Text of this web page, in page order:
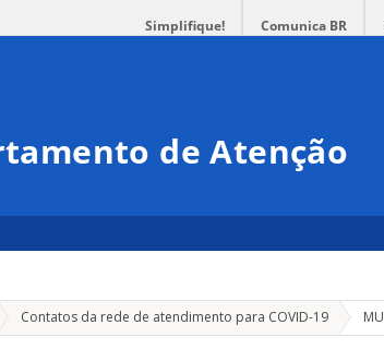
Simplifique! Comunica BR
de Atenção
Contatos da rede de atendimento para COVID-19